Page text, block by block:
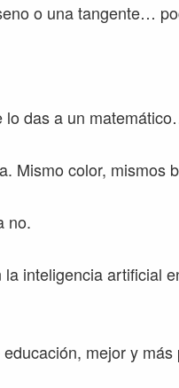
o una tangente…
lo das a un
Mismo color, mismos
no.
inteligencia artificial
mejor y